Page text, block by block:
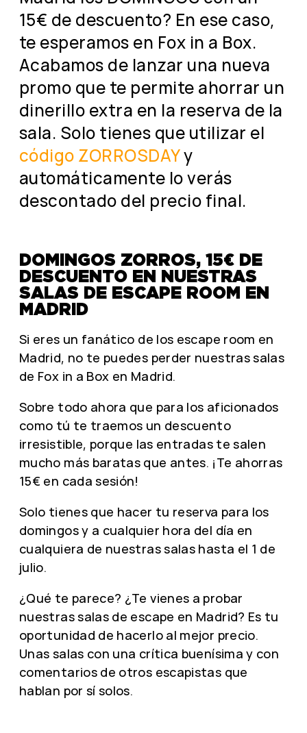
15€ de descuento? En ese caso,
te esperamos en Fox in a Box.
Acabamos de lanzar una nueva
promo que te permite ahorrar un
dinerillo extra en la reserva de la
sala. Solo tienes que utilizar el
código ZORROSDAYy
automáticamente lo verás
descontado del precio final.
DOMINGOS ZORROS, 15€ DE
DESCUENTO EN NUESTRAS
SALAS DE ESCAPE ROOM EN
MADRID
Si eres un fanático de los escape room en
Madrid, no te puedes perder nuestras salas
de Fox in a Box en Madrid.
Sobre todo ahora que para los aficionados
como tú te traemos un descuento
irresistible, porque las entradas te salen
mucho más baratas que antes. ¡Te ahorras
15€ en cada sesión!
Solo tienes que hacer tu reserva para los
domingos y a cualquier hora del día en
cualquiera de nuestras salas hasta el 1 de
julio.
¿Qué te parece? ¿Te vienes a probar
nuestras salas de escape en Madrid? Es tu
oportunidad de hacerlo al mejor precio.
Unas salas con una crítica buenísima y con
comentarios de otros escapistas que
hablan por sí solos.